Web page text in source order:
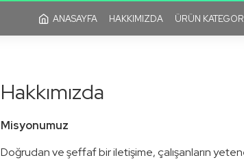
ANASAYFA HAKKIMIZDA ÜRÜN
Hakkımızda
Misyonumuz
Doğrudan ve şeffaf bir iletişime, çalışanların